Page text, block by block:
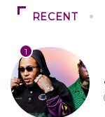
RECENT
1